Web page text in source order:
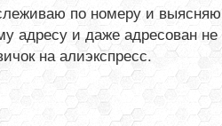
по номеру и выясняю
адресу и даже адресован не
на алиэкспресс.